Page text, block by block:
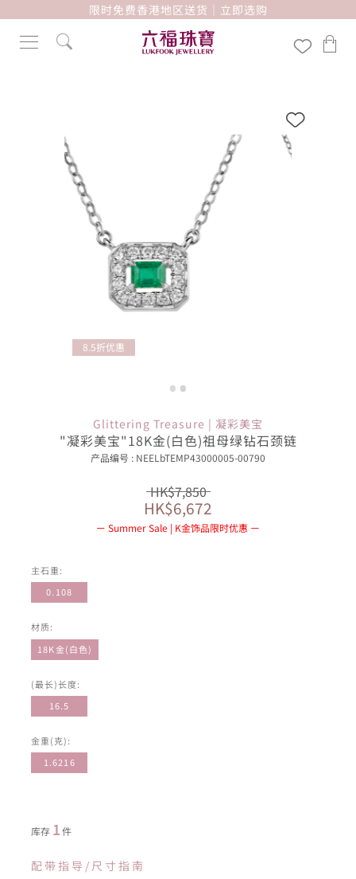
限时免费香港地区送货｜立即选购
8.5折优惠
Glittering Treasure | 凝彩美宝
"凝彩美宝"18K金(白色)祖母绿钻石颈链
产品编号 : NEELbTEMP43000005-00790
HK$7,850
HK$6,672
Summer Sale | K金饰品限时优惠
主石重:
0.108
材质:
18K金(白色)
(最长)长度:
16.5
金重(克):
1.6216
库存 1件
配带指导/尺寸指南